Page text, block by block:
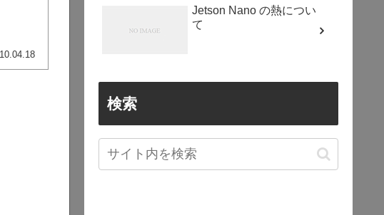
Jetson Nano の熱につい
て
検索